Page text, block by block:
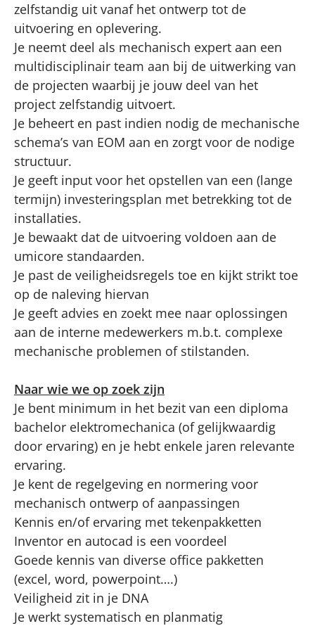
zelfstandig uit vanaf het ontwerp tot de
uitvoering en oplevering.
Je neemt deel als mechanisch expert aan een
multidisciplinair team aan bij de uitwerking van
de projecten waarbij je jouw deel van het
project zelfstandig uitvoert.
Je beheert en past indien nodig de mechanische
schema’s van EOM aan en zorgt voor de nodige
structuur.
Je geeft input voor het opstellen van een (lange
termijn) investeringsplan met betrekking tot de
installaties.
Je bewaakt dat de uitvoering voldoen aan de
umicore standaarden.
Je past de veiligheidsregels toe en kijkt strikt toe
op de naleving hiervan
Je geeft advies en zoekt mee naar oplossingen
aan de interne medewerkers m.b.t. complexe
mechanische problemen of stilstanden.
Naar wie we op zoek zijn
Je bent minimum in het bezit van een diploma
bachelor elektromechanica (of gelijkwaardig
door ervaring) en je hebt enkele jaren relevante
ervaring.
Je kent de regelgeving en normering voor
mechanisch ontwerp of aanpassingen
Kennis en/of ervaring met tekenpakketten
Inventor en autocad is een voordeel
Goede kennis van diverse office pakketten
(excel, word, powerpoint….)
Veiligheid zit in je DNA
Je werkt systematisch en planmatig